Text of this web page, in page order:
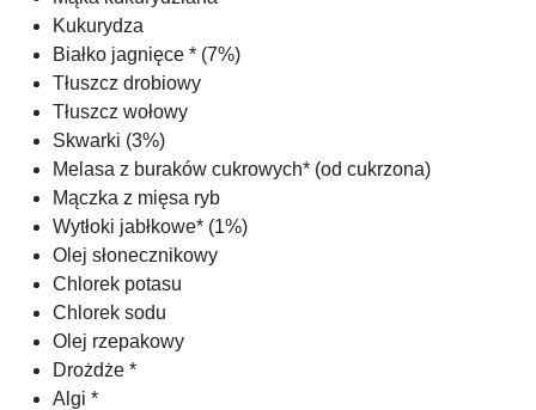
Kukurydza
Białko jagnięce * (7%)
Tłuszcz drobiowy
Tłuszcz wołowy
Skwarki (3%)
Melasa z buraków cukrowych* (od cukrzona)
Mączka z mięsa ryb
Wytłoki jabłkowe* (1%)
Olej słonecznikowy
Chlorek potasu
Chlorek sodu
Olej rzepakowy
Drożdże *
Algi *